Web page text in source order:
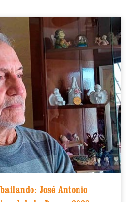
José Antonio